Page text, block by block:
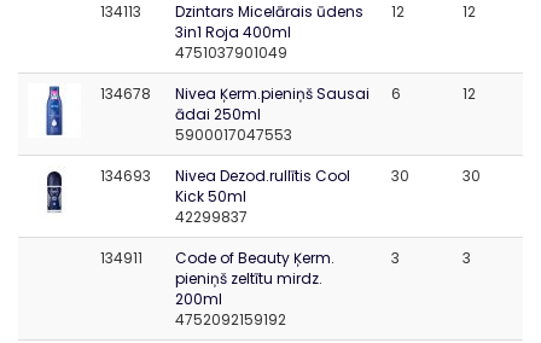
134113
Dzintars Micelārais ūdens
3in1 Roja 400ml
4751037901049
12 12
134678
Nivea Ķerm.pieniņš Sausai
ādai 250ml
5900017047553
6 12
134693
Nivea Dezod.rullītis Cool
Kick 50ml
42299837
30 30
134911
Code of Beauty Ķerm.
pieniņš zeltītu mirdz.
200ml
4752092159192
3 3